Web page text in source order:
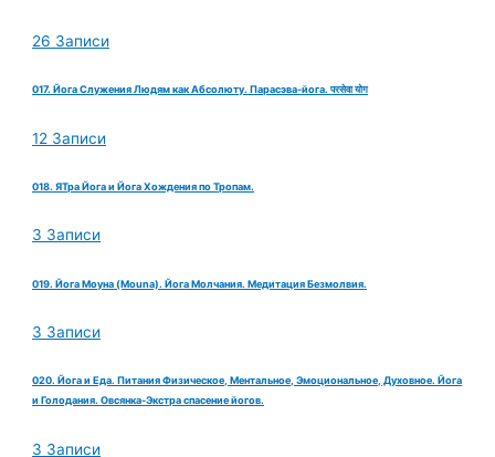
26 Записи
017. Йога Служения Людям как Абсолюту. Парасэва-йога. परसेवा योग
12 Записи
018. ЯТра Йога и Йога Хождения по Тропам.
3 Записи
019. Йога Моуна (Mouna). Йога Молчания. Медитация Безмолвия.
3 Записи
020. Йога и Еда. Питания Физическое, Ментальное, Эмоциональное, Духовное. Йога
и Голодания. Овсянка-Экстра спасение йогов.
3 Записи